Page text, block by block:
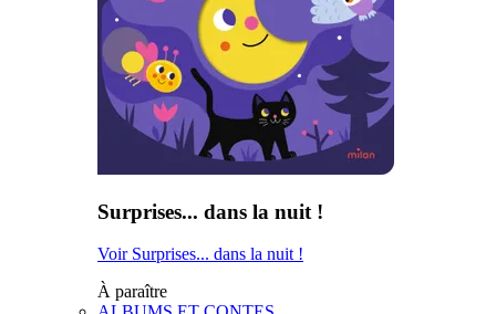
Surprises... dans la nuit !
Voir Surprises... dans la nuit !
À paraître